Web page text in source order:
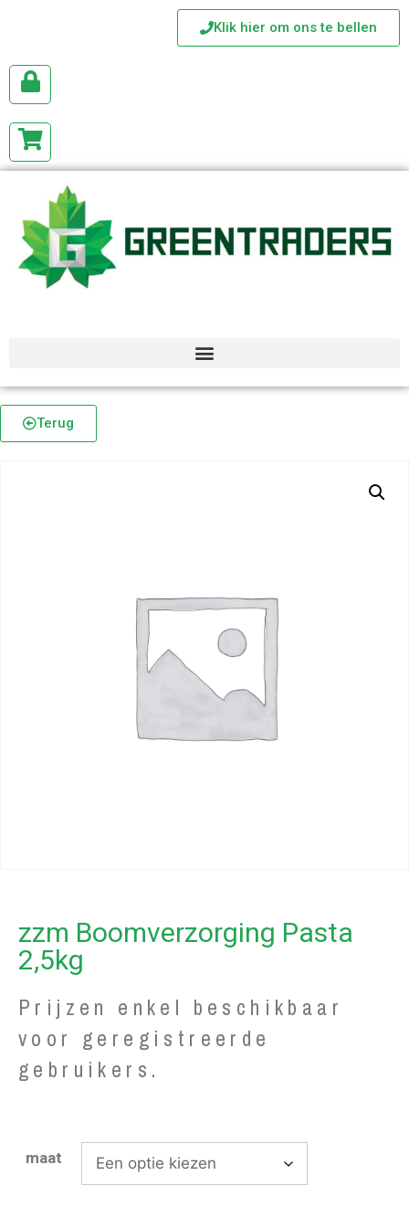
Klik hier om ons te bellen
Terug
zzm Boomverzorging Pasta
2,5kg
Prijzen enkel beschikbaar
voor geregistreerde
gebruikers.
maat